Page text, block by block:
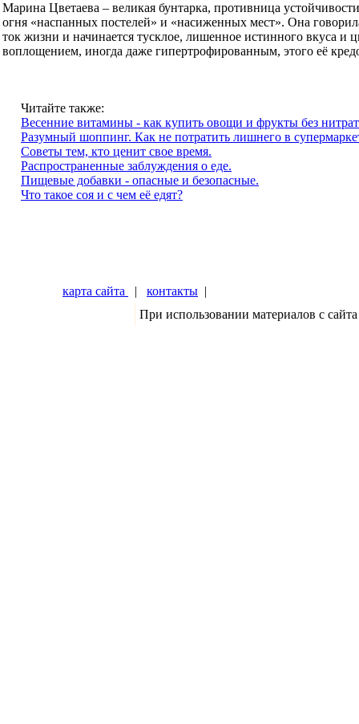
Марина Цветаева – великая бунтарка, противница
огня «наспанных постелей» и «насиженных мест». Она
ток жизни и начинается тусклое, лишенное истинного вкуса и
воплощением, иногда даже гипертрофированным, этого её
Читайте также:
Весенние витамины - как купить овощи и фрукты без
Разумный шоппинг. Как не потратить лишнего в
Советы тем, кто ценит свое время.
Распространенные заблуждения о еде.
Пищевые добавки - опасные и безопасные.
Что такое соя и с чем её едят?
карта сайта | контакты |
При использовании материалов с